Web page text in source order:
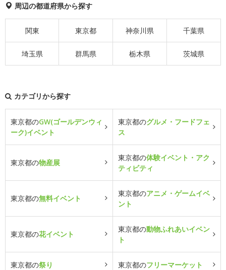
周辺の都道府県から探す
関東 東京都 神奈川県 千葉県
埼玉県 群馬県 栃木県 茨城県
カテゴリから探す
東京都のGW(ゴールデンウィ
ーク)イベント
東京都のグルメ・フードフェ
ス
東京都の物産展
東京都の体験イベント・アク
ティビティ
東京都の無料イベント
東京都のアニメ・ゲームイベ
ント
東京都の花イベント
東京都の動物ふれあいイベン
ト
東京都の祭り 東京都のフリーマーケット